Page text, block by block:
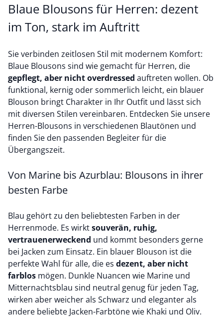
Blaue Blousons für Herren: dezent
im Ton, stark im Auftritt
Sie verbinden zeitlosen Stil mit modernem Komfort:
Blaue Blousons sind wie gemacht für Herren, die
gepflegt, aber nicht overdressed auftreten wollen. Ob
funktional, kernig oder sommerlich leicht, ein blauer
Blouson bringt Charakter in Ihr Outfit und lässt sich
mit diversen Stilen vereinbaren. Entdecken Sie unsere
Herren-Blousons in verschiedenen Blautönen und
finden Sie den passenden Begleiter für die
Übergangszeit.
Von Marine bis Azurblau: Blousons in ihrer
besten Farbe
Blau gehört zu den beliebtesten Farben in der
Herrenmode. Es wirktsouverän, ruhig,
vertrauenerweckend und kommt besonders gerne
bei Jacken zum Einsatz. Ein blauer Blouson ist die
perfekte Wahl für alle, die es dezent, aber nicht
farblos mögen. Dunkle Nuancen wie Marine und
Mitternachtsblau sind neutral genug für jeden Tag,
wirken aber weicher als Schwarz und eleganter als
andere beliebte Jacken-Farbtöne wie Khaki und Oliv.